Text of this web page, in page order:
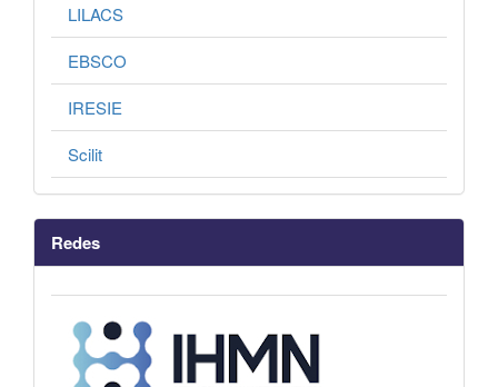
LILACS
EBSCO
IRESIE
Scilit
Redes